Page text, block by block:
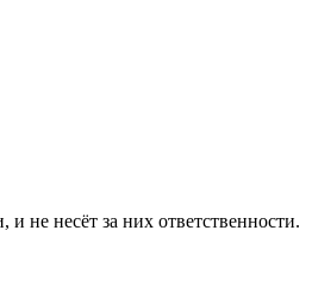
не несёт за них ответственности.